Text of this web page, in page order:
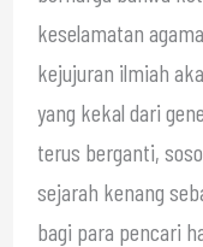
keselamatan
kejujuran ilmiah
yang kekal dari
terus berganti,
sejarah kenang
bagi para pencari